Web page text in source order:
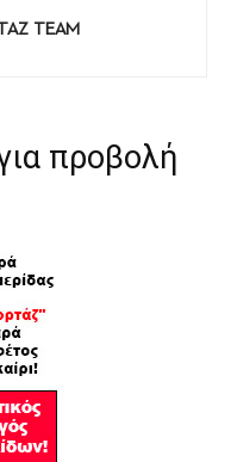
TEAM
προβολή